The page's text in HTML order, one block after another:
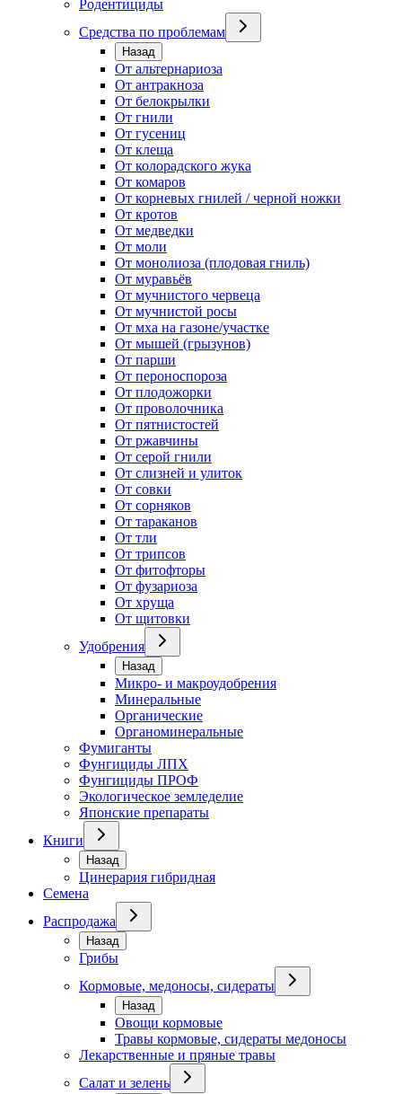
Родентициды
Средства по проблемам
Назад
От альтернариоза
От антракноза
От белокрылки
От гнили
От гусениц
От клеща
От колорадского жука
От комаров
От корневых гнилей / черной ножки
От кротов
От медведки
От моли
От монолиоза (плодовая гниль)
От муравьёв
От мучнистого червеца
От мучнистой росы
От мха на газоне/участке
От мышей (грызунов)
От парши
От пероноспороза
От плодожорки
От проволочника
От пятнистостей
От ржавчины
От серой гнили
От слизней и улиток
От совки
От сорняков
От тараканов
От тли
От трипсов
От фитофторы
От фузариоза
От хруща
От щитовки
Удобрения
Назад
Микро- и макроудобрения
Минеральные
Органические
Органоминеральные
Фумиганты
Фунгициды ЛПХ
Фунгициды ПРОФ
Экологическое земледелие
Японские препараты
Книги
Назад
Цинерария гибридная
Семена
Распродажа
Назад
Грибы
Кормовые, медоносы, сидераты
Назад
Овощи кормовые
Травы кормовые, сидераты медоносы
Лекарственные и пряные травы
Салат и зелень